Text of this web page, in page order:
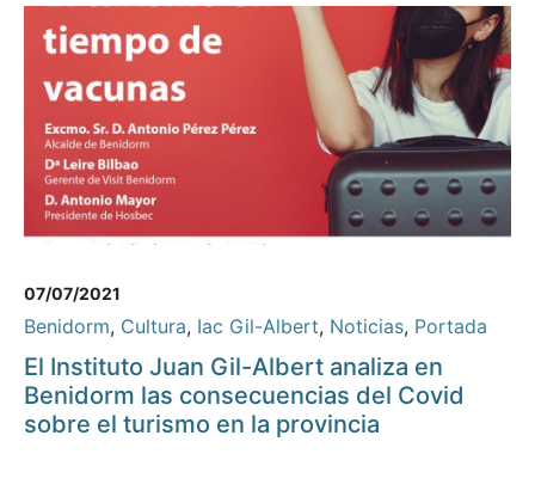
07/07/2021
Benidorm, Cultura, Iac Gil-Albert, Noticias, Portada
El Instituto Juan Gil-Albert analiza en
Benidorm las consecuencias del Covid
sobre el turismo en la provincia